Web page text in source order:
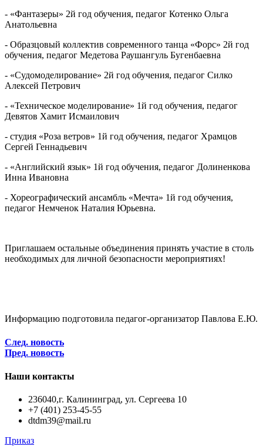
- «Фантазеры» 2й год обучения, педагог Котенко Ольга
Анатольевна
- Образцовый коллектив современного танца «Форс» 2й год
обучения, педагог Медетова Раушангуль Бугенбаевна
- «Судомоделирование» 2й год обучения, педагог Силко
Алексей Петрович
- «Техническое моделирование» 1й год обучения, педагог
Девятов Хамит Исмаилович
- студия «Роза ветров» 1й год обучения, педагог Храмцов
Сергей Геннадьевич
- «Английский язык» 1й год обучения, педагог Долиненкова
Инна Ивановна
- Хореографический ансамбль «Мечта» 1й год обучения,
педагог Немченок Наталия Юрьевна.
Приглашаем остальные объединения принять участие в столь
необходимых для личной безопасности мероприятиях!
Информацию подготовила педагог-организатор Павлова Е.Ю.
След. новость
Пред. новость
Наши контакты
236040,г. Калининград, ул. Сергеева 10
+7 (401) 253-45-55
dtdm39@mail.ru
Приказ